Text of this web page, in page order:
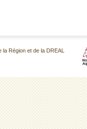
Région et de la DREAL